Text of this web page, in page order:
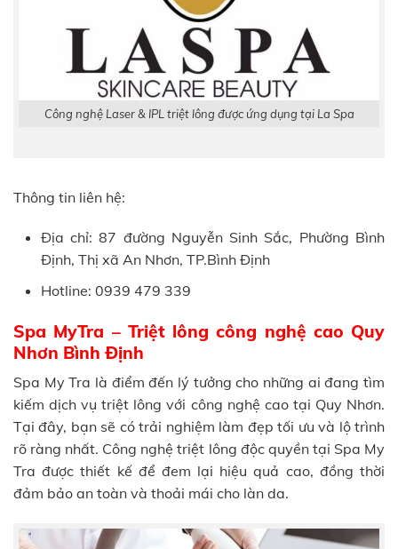
Công nghệ Laser & IPL triệt lông được ứng dụng tại La Spa
Thông tin liên hệ:
Địa chỉ: 87 đường Nguyễn Sinh Sắc, Phường Bình
Định, Thị xã An Nhơn, TP.Bình Định
Hotline: 0939 479 339
Spa MyTra – Triệt lông công nghệ cao Quy
Nhơn Bình Định
Spa My Tra là điểm đến lý tưởng cho những ai đang tìm
kiếm dịch vụ triệt lông với công nghệ cao tại Quy Nhơn.
Tại đây, bạn sẽ có trải nghiệm làm đẹp tối ưu và lộ trình
rõ ràng nhất. Công nghệ triệt lông độc quyền tại Spa My
Tra được thiết kế để đem lại hiệu quả cao, đồng thời
đảm bảo an toàn và thoải mái cho làn da.